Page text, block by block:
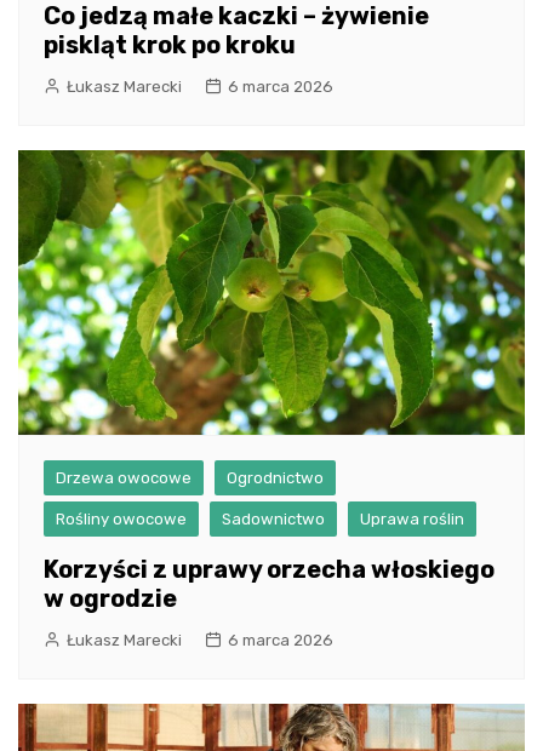
Co jedzą małe kaczki – żywienie
piskląt krok po kroku
Łukasz Marecki 6 marca 2026
Drzewa owocowe Ogrodnictwo
Rośliny owocowe Sadownictwo Uprawa roślin
Korzyści z uprawy orzecha włoskiego
w ogrodzie
Łukasz Marecki 6 marca 2026